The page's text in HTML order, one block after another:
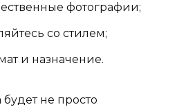
фотографии;
со стилем;
и назначение.
будет не просто